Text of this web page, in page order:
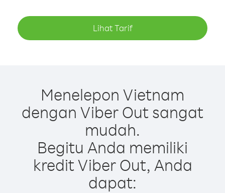
Lihat Tarif
Menelepon Vietnam
dengan Viber Out sangat
mudah.
Begitu Anda memiliki
kredit Viber Out, Anda
dapat: